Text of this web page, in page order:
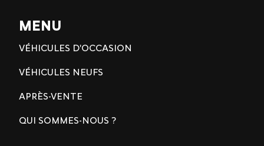
MENU
VÉHICULES D'OCCASION
VÉHICULES NEUFS
APRÈS-VENTE
QUI SOMMES-NOUS ?